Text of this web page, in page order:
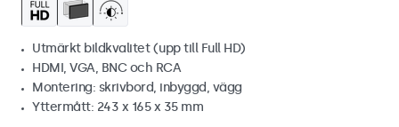
Utmärkt bildkvalitet (upp till Full HD)
HDMI, VGA, BNC och RCA
Montering: skrivbord, inbyggd, vägg
Yttermått: 243 x 165 x 35 mm